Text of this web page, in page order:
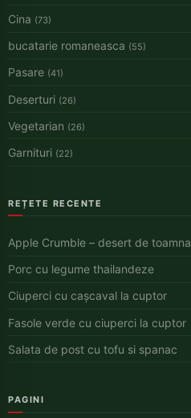
Cina (73)
bucatarie romaneasca (55)
Pasare (41)
Deserturi (26)
Vegetarian (26)
Garnituri (22)
REȚETE RECENTE
Apple Crumble – desert de toamna
Porc cu legume thailandeze
Ciuperci cu cașcaval la cuptor
Fasole verde cu ciuperci la cuptor
Salata de post cu tofu si spanac
PAGINI